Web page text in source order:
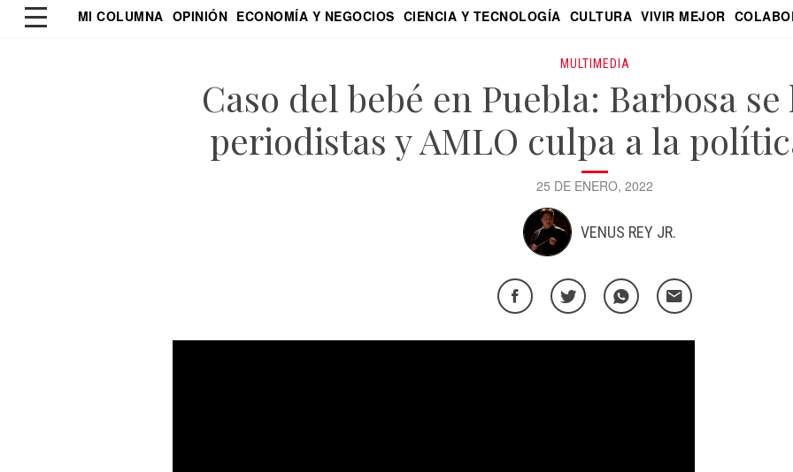
MI COLUMNA OPINIÓN ECONOMÍA Y NEGOCIOS CIENCIA Y TECNOLOGÍA CULTURA VIVIR MEJOR
MULTIMEDIA
Caso del bebé en Puebla: Barbosa
periodistas y AMLO culpa a la
25 DE ENERO, 2022
VENUS REY JR.